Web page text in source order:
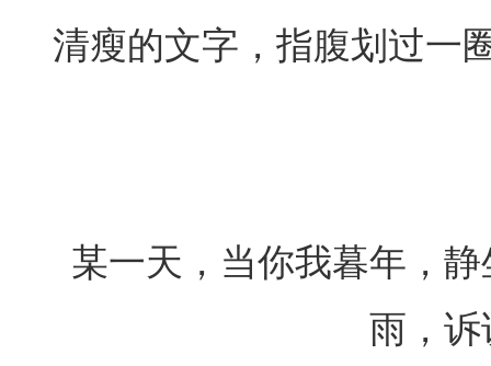
清瘦的文字，指腹划过一
某一天，当你我暮年，
雨，